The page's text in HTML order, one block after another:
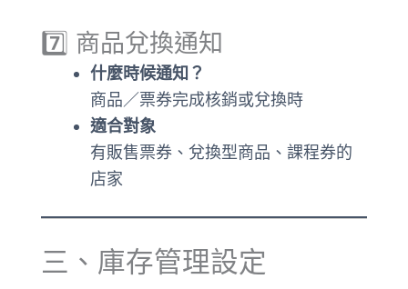
7️⃣ 商品兌換通知
什麼時候通知？
商品／票券完成核銷或兌換時
適合對象
有販售票券、兌換型商品、課程券的
店家
三、庫存管理設定